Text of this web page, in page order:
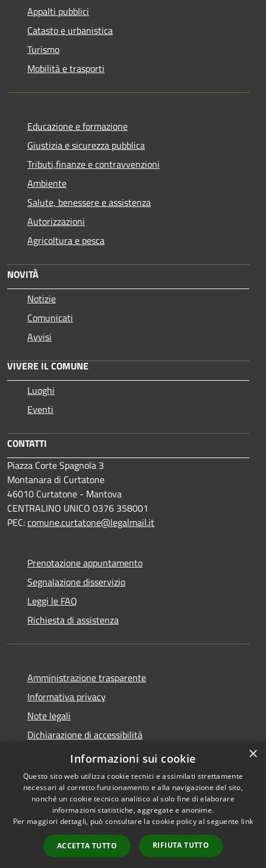
Appalti pubblici
Catasto e urbanistica
Turismo
Mobilità e trasporti
Educazione e formazione
Giustizia e sicurezza pubblica
Tributi,finanze e contravvenzioni
Ambiente
Salute, benessere e assistenza
Autorizzazioni
Agricoltura e pesca
NOVITÀ
Notizie
Comunicati
Avvisi
VIVERE IL COMUNE
Luoghi
Eventi
CONTATTI
Piazza Corte Spagnola 3
Montanara di Curtatone
46010 Curtatone - Mantova
CENTRALINO UNICO 0376 358001
PEC:comune.curtatone@legalmail.it
Prenotazione appuntamento
Segnalazione disservizio
Leggi le FAQ
Richiesta di assistenza
Amministrazione trasparente
Informativa privacy
Note legali
Dichiarazione di accessibilità
Meccanismo di Feedback
Accessibilità
Copyright © 2026 • Comune di
Curtatone • Powered by
Municipium•
Accesso
redazione
×
Informazioni sui cookie
Questo sito web utilizza cookie tecnici e assimilati strettamente
necessari al corretto funzionamento e alla navigazione del sito,
nonché un cookie tecnico analitico al solo fine di elaborare
informazioni statistiche, aggregate e anonime.
Per maggiori dettagli, può consultare la cookie policy al seguente link
ACCETTA TUTTO RIFIUTA TUTTO